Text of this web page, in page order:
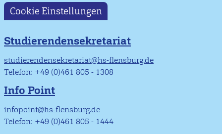
Cookie Einstellungen
Studierendensekretariat
studierendensekretariat@hs-flensburg.de
Telefon: +49 (0)461 805 - 1308
Info Point
infopoint@hs-flensburg.de
Telefon: +49 (0)461 805 - 1444